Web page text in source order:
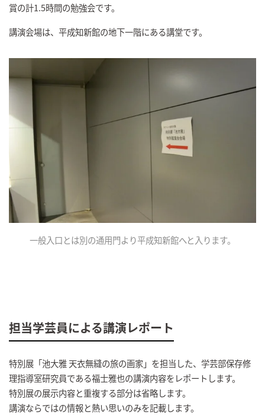
賞の計1.5時間の勉強会です。
講演会場は、平成知新館の地下一階にある講堂です。
一般入口とは別の通用門より平成知新館へと入ります。
担当学芸員による講演レポート
特別展「池大雅 天衣無縫の旅の画家」を担当した、学芸部保存修
理指導室研究員である福士雅也の講演内容をレポートします。
特別展の展示内容と重複する部分は省略します。
講演ならではの情報と熱い思いのみを記載します。